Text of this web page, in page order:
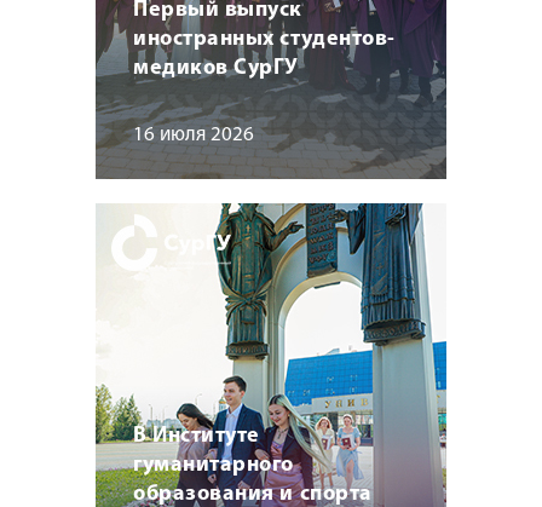
Первый выпуск
иностранных студентов-
медиков СурГУ
16 июля 2026
В Институте
гуманитарного
образования и спорта